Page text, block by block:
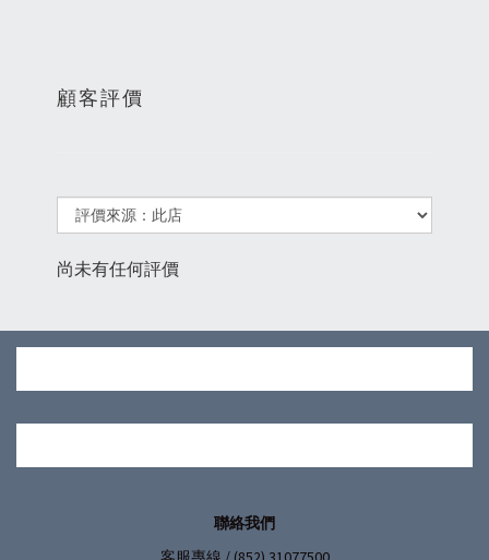
顧客評價
尚未有任何評價
聯絡我們